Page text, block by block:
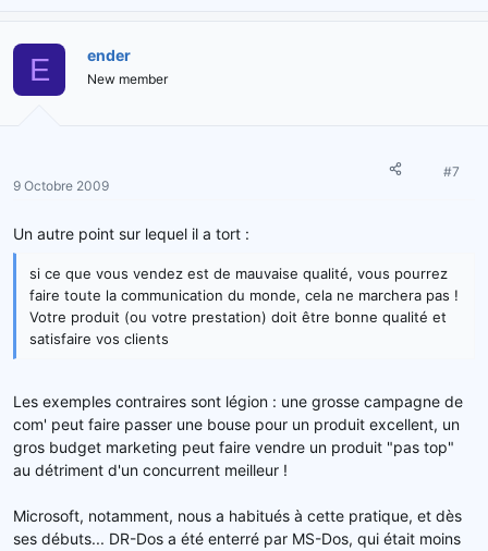
E ender
New member
9 Octobre 2009
#7
Un autre point sur lequel il a tort :
si ce que vous vendez est de mauvaise qualité, vous pourrez
faire toute la communication du monde, cela ne marchera pas !
Votre produit (ou votre prestation) doit être bonne qualité et
satisfaire vos clients
Les exemples contraires sont légion : une grosse campagne de
com' peut faire passer une bouse pour un produit excellent, un
gros budget marketing peut faire vendre un produit "pas top"
au détriment d'un concurrent meilleur !
Microsoft, notamment, nous a habitués à cette pratique, et dès
ses débuts... DR-Dos a été enterré par MS-Dos, qui était moins